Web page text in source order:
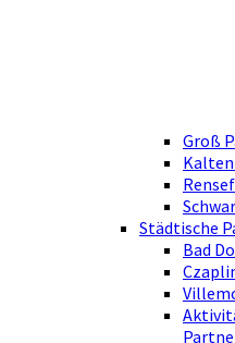
Groß
Städtische
Bad